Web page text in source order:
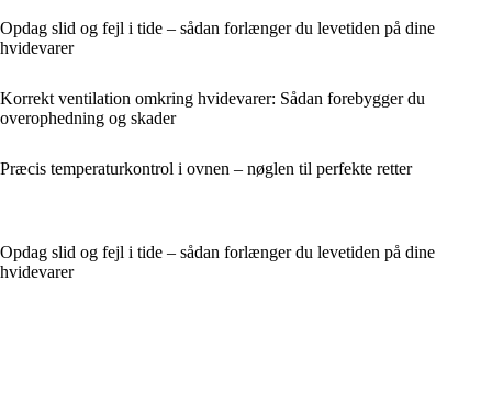
Opdag slid og fejl i tide – sådan forlænger du levetiden på dine
hvidevarer
Korrekt ventilation omkring hvidevarer: Sådan forebygger du
overophedning og skader
Præcis temperaturkontrol i ovnen – nøglen til perfekte retter
Opdag slid og fejl i tide – sådan forlænger du levetiden på dine
hvidevarer